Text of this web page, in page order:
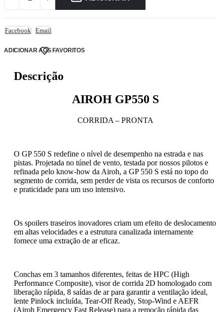
Facebook Email
ADICIONAR AOS FAVORITOS
Descrição
AIROH GP550 S
CORRIDA – PRONTA
O GP 550 S redefine o nível de desempenho na estrada e nas
pistas. Projetada no túnel de vento, testada por nossos pilotos e
refinada pelo know-how da Airoh, a GP 550 S está no topo do
segmento de corrida, sem perder de vista os recursos de conforto
e praticidade para um uso intensivo.
Os spoilers traseiros inovadores criam um efeito de deslocamento
em altas velocidades e a estrutura canalizada internamente
fornece uma extração de ar eficaz.
Conchas em 3 tamanhos diferentes, feitas de HPC (High
Performance Composite), visor de corrida 2D homologado com
liberação rápida, 8 saídas de ar para garantir a ventilação ideal,
lente Pinlock incluída, Tear-Off Ready, Stop-Wind e AEFR
(Airoh Emergency Fast Release) para a remoção rápida das